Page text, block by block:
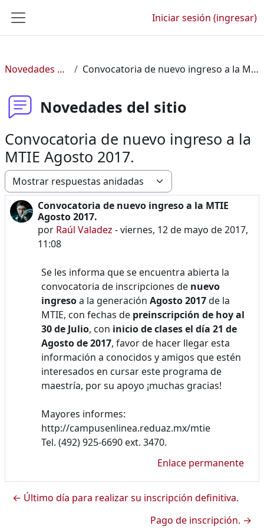
Pánel lateral
Iniciar sesión (ingresar)
Novedades del sitio Convocatoria de nuevo ingreso a la MTIE Agosto 2017.
Novedades del sitio
Convocatoria de nuevo ingreso a la
MTIE Agosto 2017.
Modo de visualización
Convocatoria de nuevo ingreso a la MTIE
Agosto 2017.
por Raúl Valadez -viernes, 12 de mayo de 2017,
11:08
Número de respuestas: 0
Se les informa que se encuentra abierta la
convocatoria de inscripciones de nuevo
ingresoa la generación Agosto 2017de la
MTIE, con fechas de preinscripción de hoy al
30 de Julio, con inicio de clases el día 21 de
Agosto de 2017, favor de hacer llegar esta
información a conocidos y amigos que estén
interesados en cursar este programa de
maestría, por su apoyo ¡muchas gracias!
Mayores informes:
http://campusenlinea.reduaz.mx/mtie
Tel. (492) 925-6690 ext. 3470.
Enlace permanente
← Último día para realizar su inscripción definitiva.
Pago de inscripción. →